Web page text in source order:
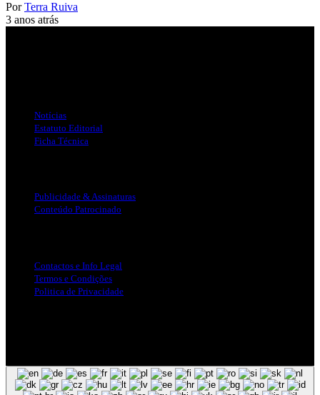
Por Terra Ruiva
3 anos atrás
Notícias
Estatuto Editorial
Ficha Técnica
Publicidade & Assinaturas
Conteúdo Patrocinado
Contactos e Info Legal
Termos e Condições
Politica de Privacidade